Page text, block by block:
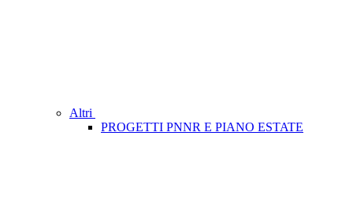
Altri
PROGETTI PNNR E PIANO ESTATE